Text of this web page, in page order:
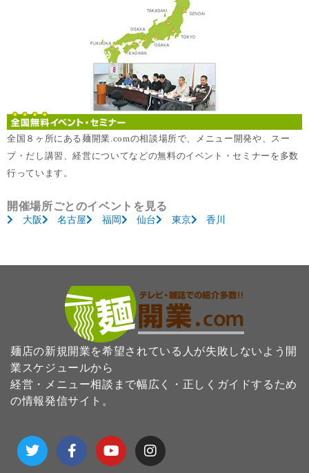
全国８ヶ所にある麺開業.comの相談場所で、メニュー開発や、スー
プ・だし講習、経営についてなどの無料のイベント・セミナーを多数
行っています。
開催場所ごとのイベントを見る
大阪 名古屋 福岡 仙台 東京 香川
麺店の新規開業を希望されている人が失敗しないよう開
業スケジュールから
経営・メニュー相談まで幅広く・正しくガイドするため
の情報発信サイト。
T
w
i
F
a
c
Y
o
u
I
n
s